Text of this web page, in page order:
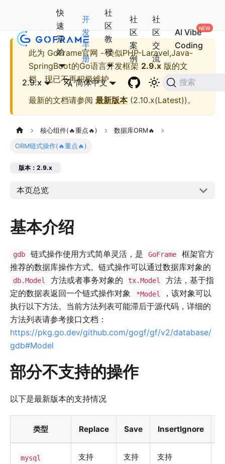
快
速
开
始
开
发
手
册
社
区
教
程
社
区
案
例
社
区
交
流
AI Vibe
Coding
2.9.x 简体中文 搜索
此为 GoFrame官网 - 类似PHP-Laravel,Java-
SpringBoot的Go语言开发框架 2.9.x 版的文
档，现已不再积极维护。
最新的文档请参阅 最新版本(2.10.x(Latest))。
核心组件(🔥重点🔥) 数据库ORM🔥
ORM链式操作(🔥重点🔥)
版本：2.9.x
本页总览
基本介绍
gdb 链式操作使用方式简单灵活，是 GoFrame
框架官方
推荐的数据库操作方式。链式操作可以通过数据库对象的
db.Model 方法或者事务对象的 tx.Model
方法，基于指
定的数据表返回一个链式操作对象
*Model
，该对象可以
执行以下方法。当前方法列表可能滞后于源代码，详细的
方法列表请参考接口文档：
https://pkg.go.dev/github.com/gogf/gf/v2/database/
gdb#Model
部分不支持的操作
以下是最新版本的支持情况
类型 Replace Save InsertIgnore
mysql 支持 支持 支持